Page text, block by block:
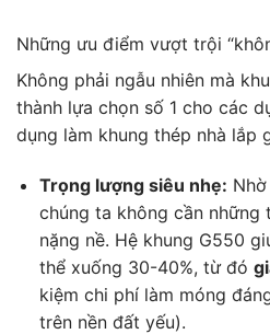
Những ưu điểm vượt trội
Không phải ngẫu nhiên mà
thành lựa chọn số 1 cho các
dụng làm khung thép nhà lắp
Trọng lượng siêu nhẹ:
chúng ta không cần những
nặng nề. Hệ khung G550
thể xuống 30-40%, từ đó
kiệm chi phí làm móng
trên nền đất yếu).